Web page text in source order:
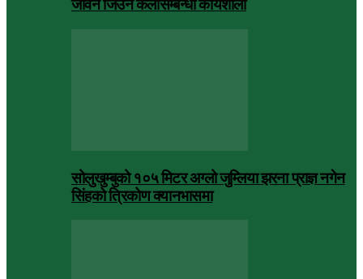
जीवन जिउने कलासम्बन्धी कार्यशाला
सोलुखुम्बुको १०५ मिटर अग्लो जुम्लिया झरना प्राज्ञ नगेन
सिंहको त्रिकोण क्यानभासमा